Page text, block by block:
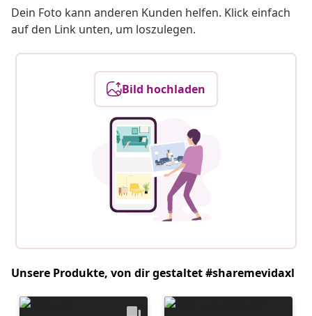
Dein Foto kann anderen Kunden helfen. Klick einfach
auf den Link unten, um loszulegen.
Bild hochladen
Unsere Produkte, von dir gestaltet #sharemevidaxl